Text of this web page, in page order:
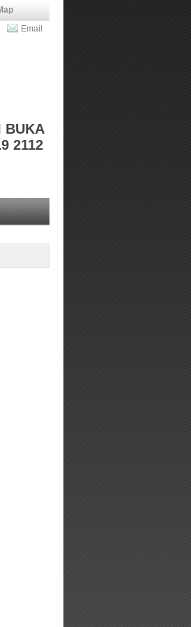
Email
BUKA
2112